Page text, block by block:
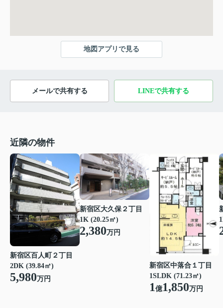
地図アプリで見る
メールで共有する LINEで共有する
近隣の物件
新宿区百人町２丁目
2DK (39.84㎡)
5,980万円
新宿区大久保２丁目
1K (20.25㎡)
2,380万円
新宿区中落合１丁目
1SLDK (71.23㎡)
1億1,850万円